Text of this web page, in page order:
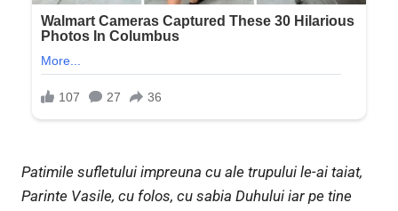
Patimile sufletului impreuna cu ale trupului le-ai taiat,
Parinte Vasile, cu folos, cu sabia Duhului iar pe tine